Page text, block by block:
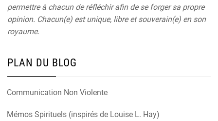
permettre à chacun de réfléchir afin de se forger sa propre
opinion. Chacun(e) est unique, libre et souverain(e) en son
royaume.
PLAN DU BLOG
Communication Non Violente
Mémos Spirituels (inspirés de Louise L. Hay)